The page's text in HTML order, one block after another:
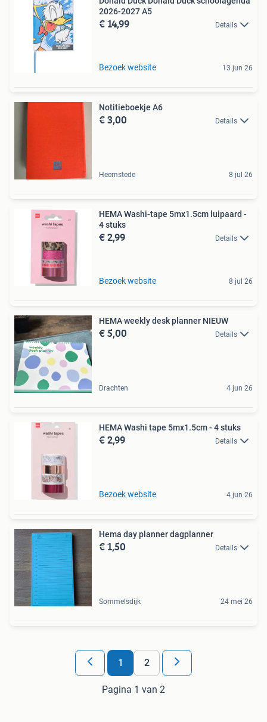
2026-2027 A5
€ 14,99 Details
Bezoek website 13 jun 26
Notitieboekje A6
€ 3,00 Details
Heemstede 8 jul 26
HEMA Washi-tape 5mx1.5cm luipaard -
4 stuks
€ 2,99 Details
Bezoek website 8 jul 26
HEMA weekly desk planner NIEUW
€ 5,00 Details
Drachten 4 jun 26
HEMA Washi tape 5mx1.5cm - 4 stuks
€ 2,99 Details
Bezoek website 4 jun 26
Hema day planner dagplanner
€ 1,50 Details
Sommelsdijk 24 mei 26
1 2
Pagina 1 van 2